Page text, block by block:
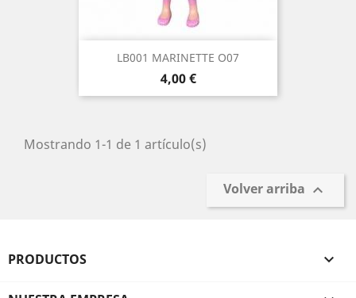
LB001 MARINETTE O07
Precio
4,00 €
Mostrando 1-1 de 1 artículo(s)
Volver arriba 
PRODUCTOS 